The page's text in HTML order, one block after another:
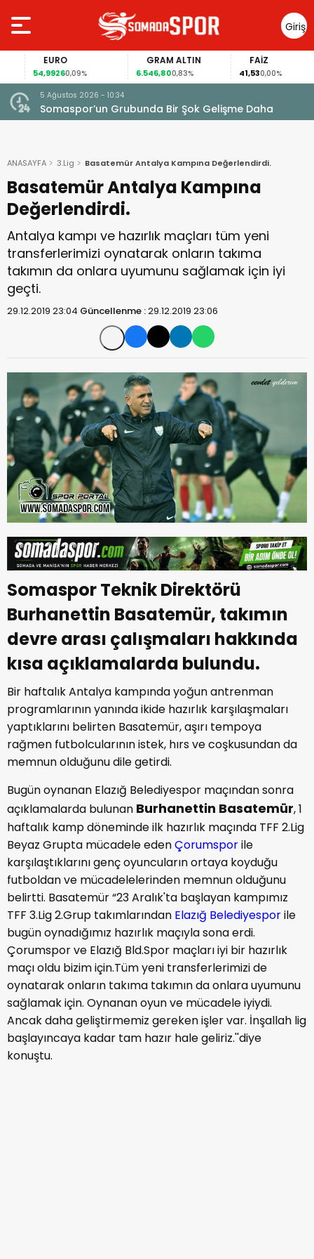
Giriş
Yap
EURO
54,99260,09%
GRAM ALTIN
6.546,800,83%
FAİZ
41,530,00%
5 Ağustos 2026 - 10:34
Somaspor’un Grubunda Bir Şok Gelişme Daha
ANASAYFA 3.Lig Basatemür Antalya Kampına Değerlendirdi.
Basatemür Antalya Kampına
Değerlendirdi.
Antalya kampı ve hazırlık maçları tüm yeni
transferlerimizi oynatarak onların takıma
takımın da onlara uyumunu sağlamak için iyi
geçti.
29.12.2019 23:04 Güncellenme :29.12.2019 23:06
Somaspor Teknik Direktörü
Burhanettin Basatemür, takımın
devre arası çalışmaları hakkında
kısa açıklamalarda bulundu.
Bir haftalık Antalya kampında yoğun antrenman
programlarının yanında ikide hazırlık karşılaşmaları
yaptıklarını belirten Basatemür, aşırı tempoya
rağmen futbolcularının istek, hırs ve coşkusundan da
memnun olduğunu dile getirdi.
Bugün oynanan Elazığ Belediyespor maçından sonra
açıklamalarda bulunan Burhanettin Basatemür, 1
haftalık kamp döneminde ilk hazırlık maçında TFF 2.Lig
Beyaz Grupta mücadele edenÇorumsporile
karşılaştıklarını genç oyuncuların ortaya koyduğu
futboldan ve mücadelelerinden memnun olduğunu
belirtti. Basatemür “23 Aralık'ta başlayan kampımız
TFF 3.Lig 2.Grup takımlarından Elazığ Belediyesporile
bugün oynadığımız hazırlık maçıyla sona erdi.
Çorumspor ve Elazığ Bld.Spor maçları iyi bir hazırlık
maçı oldu bizim için.Tüm yeni transferlerimizi de
oynatarak onların takıma takımın da onlara uyumunu
sağlamak için. Oynanan oyun ve mücadele iyiydi.
Ancak daha geliştirmemiz gereken işler var. İnşallah lig
başlayıncaya kadar tam hazır hale geliriz.''diye
konuştu.